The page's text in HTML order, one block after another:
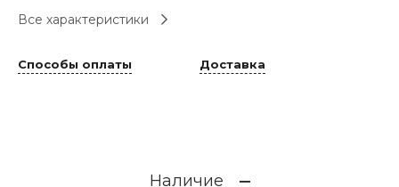
Все характеристики
Способы оплаты Доставка
Наличие